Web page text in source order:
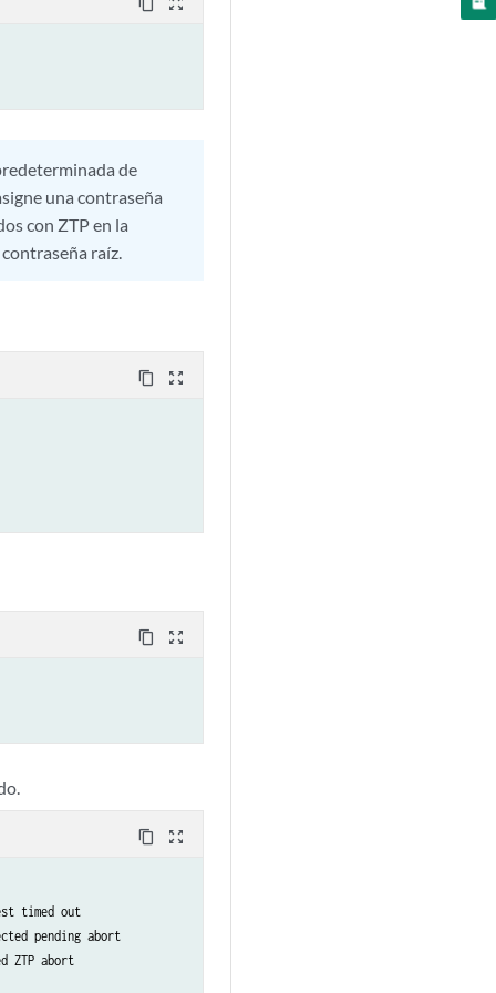
de
una contraseña
con ZTP en la
raíz.
content_copy zoom_out_map
content_copy zoom_out_map
content_copy zoom_out_map
timed out
pending abort
ZTP abort